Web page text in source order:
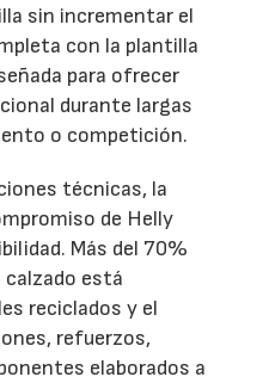
sin incrementar el
con la plantilla
para ofrecer
durante largas
o competición.
técnicas, la
de Helly
Más del 70%
calzado está
reciclados y el
refuerzos,
elaborados a